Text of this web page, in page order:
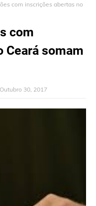
com inscrições abertas no
com
Ceará somam
30, 2017